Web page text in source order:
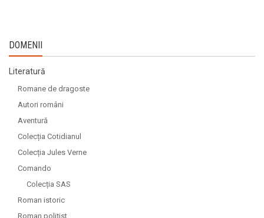
DOMENII
Literatură
Romane de dragoste
Autori români
Aventură
Colecția Cotidianul
Colecția Jules Verne
Comando
Colecția SAS
Roman istoric
Roman polițist